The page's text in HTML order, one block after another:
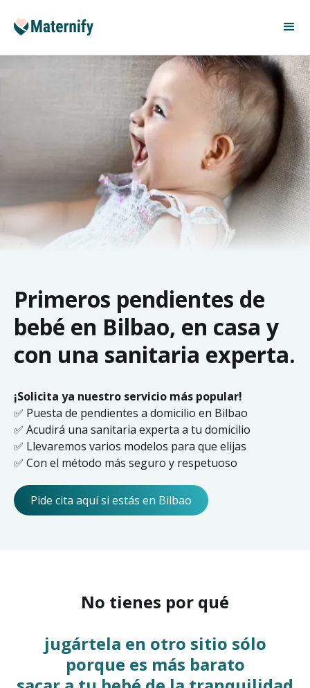
Primeros pendientes de
bebé en Bilbao, en casa y
con una sanitaria experta.
¡Solicita ya nuestro servicio más popular!
✅ Puesta de pendientes a domicilio en Bilbao
✅ Acudirá una sanitaria experta a tu domicilio
✅ Llevaremos varios modelos para que elijas
✅ Con el método más seguro y respetuoso
Pide cita aquí si estás en Bilbao
No tienes por qué
jugártela en otro sitio sólo
porque es más barato